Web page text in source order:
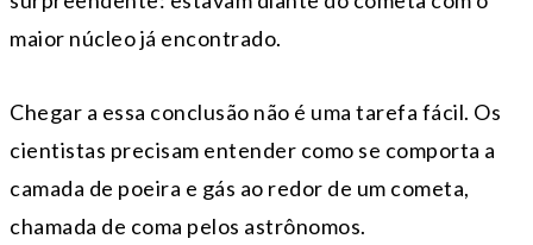
maior núcleo já encontrado.
Chegar a essa conclusão não é uma tarefa fácil. Os
cientistas precisam entender como se comporta a
camada de poeira e gás ao redor de um cometa,
chamada de coma pelos astrônomos.